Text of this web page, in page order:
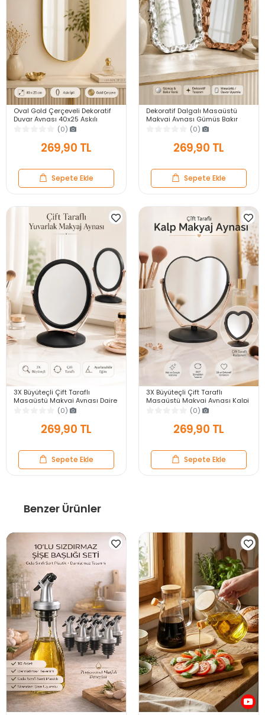
Oval Gold Çerçeveli Dekoratif
Duvar Aynası 40x25 Askılı
Modern Salon Antre Banyo
Yatak Odası Aynası
(0)
269,90 TL
Sepete Ekle
Dekoratif Dalgalı Masaüstü
Makyaj Aynası Gümüş Bakır
Çerçeveli Modern Yakın Duvar
(0)
269,90 TL
Sepete Ekle
3X Büyüteçli Çift Taraflı
Masaüstü Makyaj Aynası Daire
Siyah Rose Gold Standlı
Dekoratif Yakın Ayna
(0)
269,90 TL
Sepete Ekle
3X Büyüteçli Çift Taraflı
Masaüstü Makyaj Aynası Kalpi
Siyah Rose Gold Standlı
Dekoratif Yakın Ayna
(0)
269,90 TL
Sepete Ekle
Benzer Ürünler